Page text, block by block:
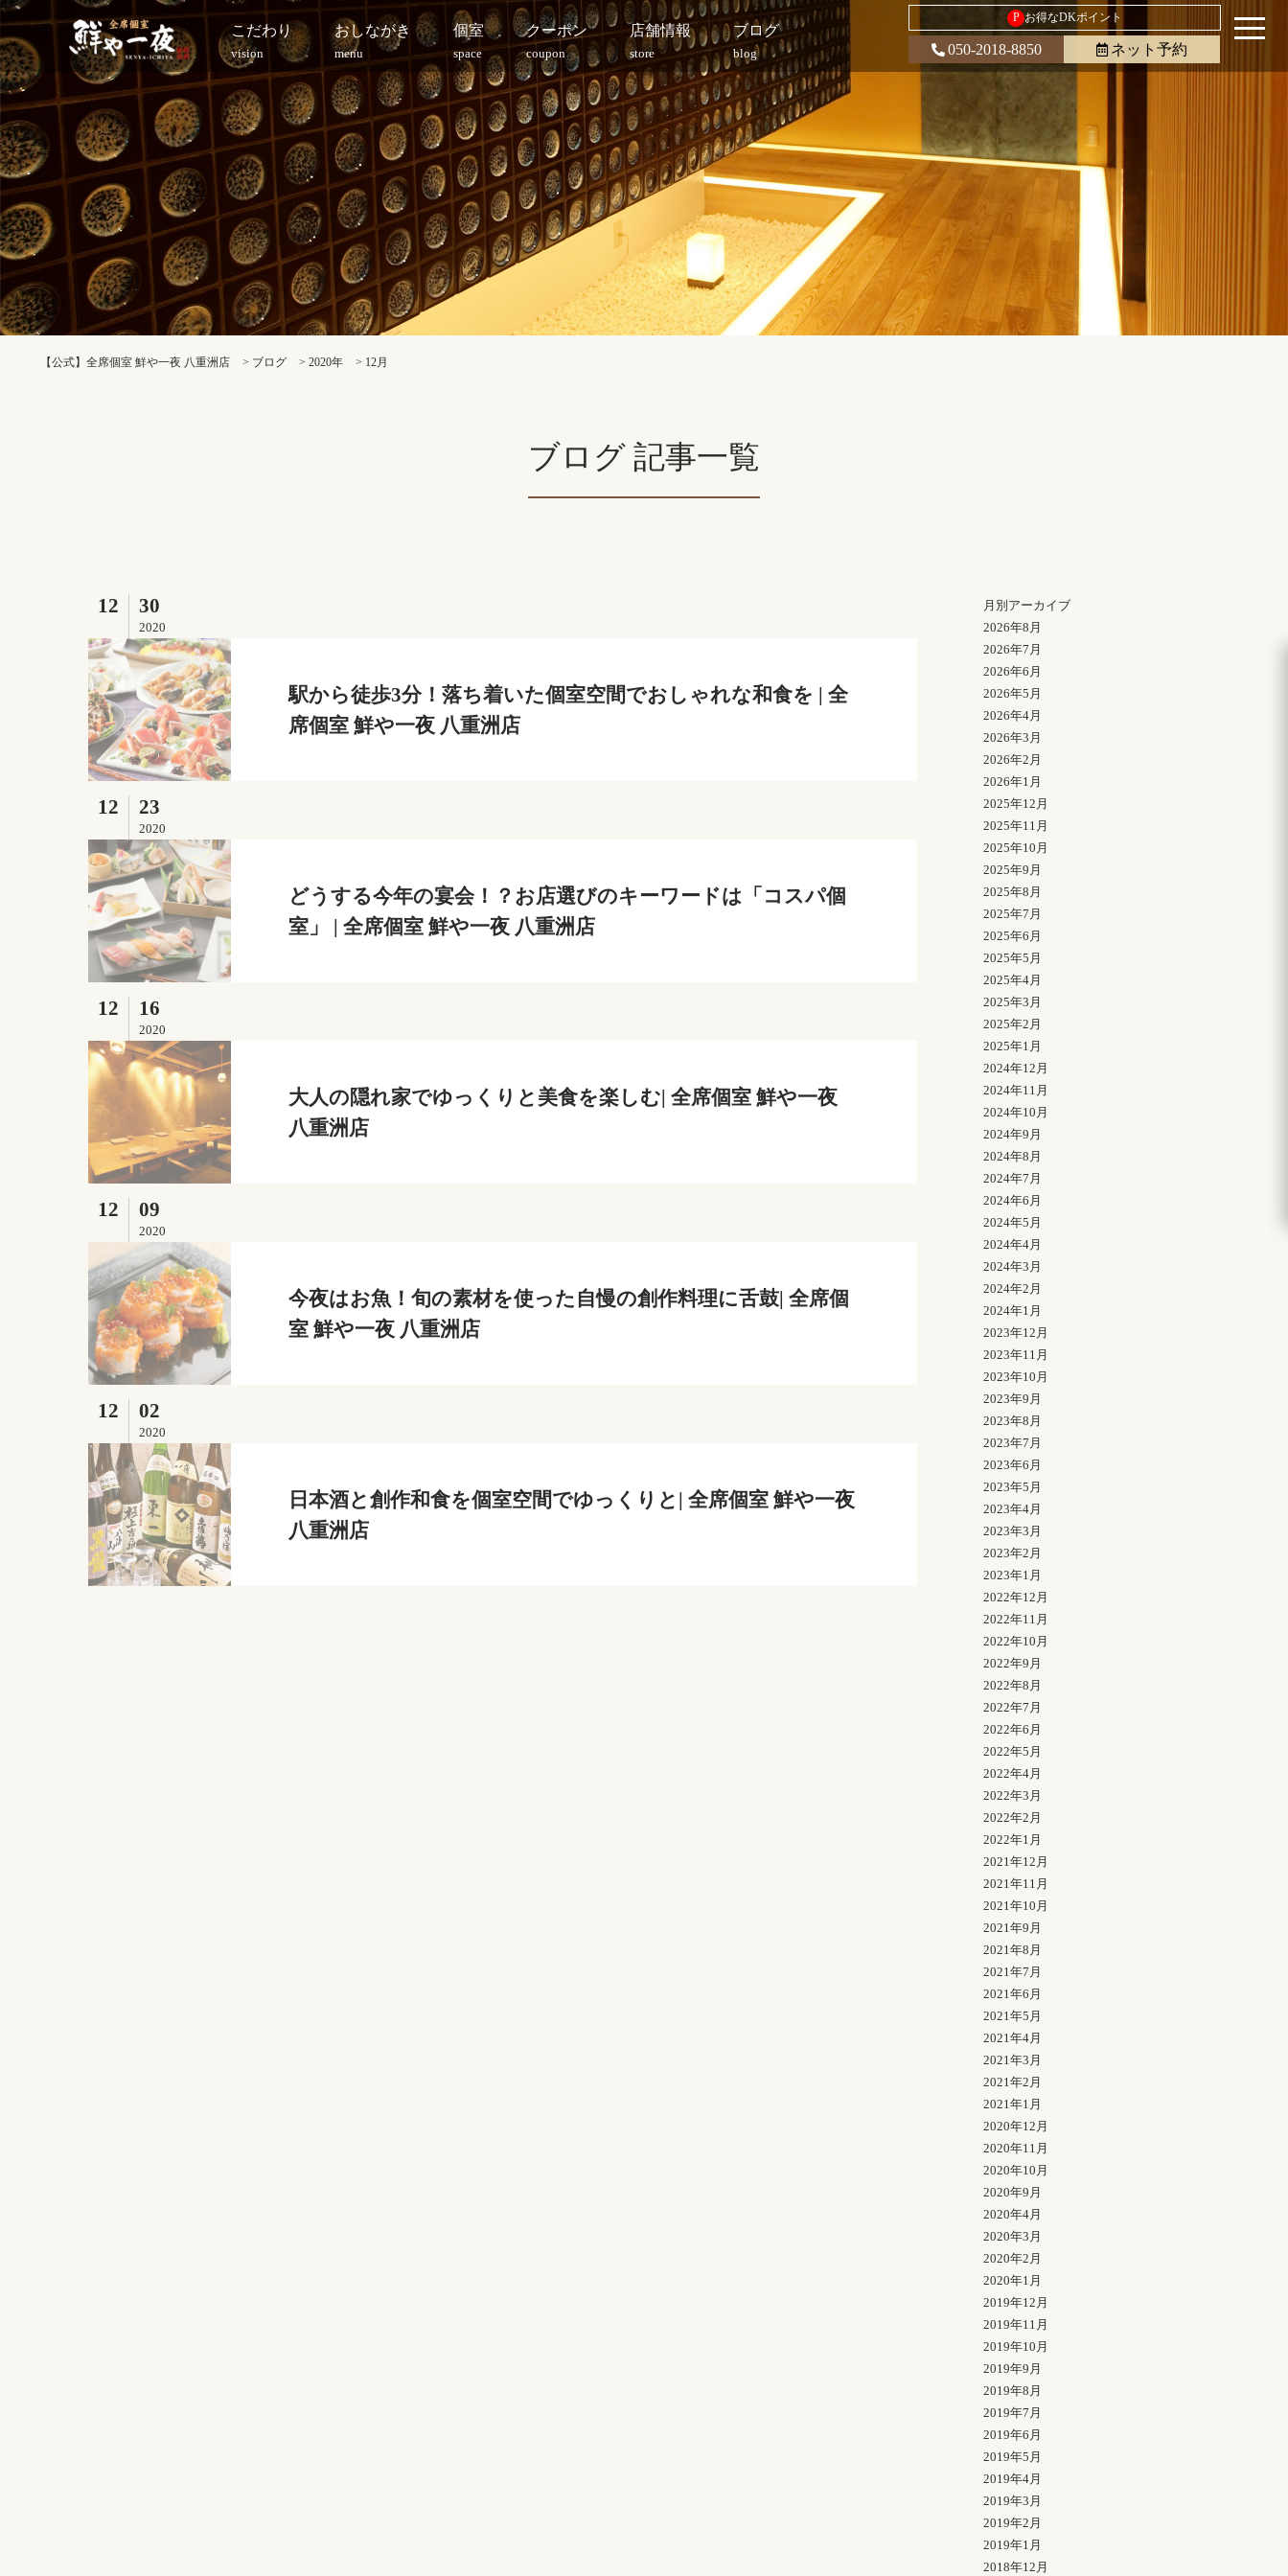
こだわり
vision
おしながき
menu
個室
space
クーポン
coupon
店舗情報
store
ブログ
blog
P お得なDKポイント
050-2018-8850 ネット予約
【公式】全席個室 鮮や一夜 八重洲店 > ブログ > 2020年 > 12月
ブログ 記事一覧
12 30
2020
駅から徒歩3分！落ち着いた個室空間でおしゃれな和食を | 全
席個室 鮮や一夜 八重洲店
12 23
2020
どうする今年の宴会！？お店選びのキーワードは「コスパ個
室」 | 全席個室 鮮や一夜 八重洲店
12 16
2020
大人の隠れ家でゆっくりと美食を楽しむ| 全席個室 鮮や一夜
八重洲店
12 09
2020
今夜はお魚！旬の素材を使った自慢の創作料理に舌鼓| 全席個
室 鮮や一夜 八重洲店
12 02
2020
日本酒と創作和食を個室空間でゆっくりと| 全席個室 鮮や一夜
八重洲店
月別アーカイブ
2026年8月
2026年7月
2026年6月
2026年5月
2026年4月
2026年3月
2026年2月
2026年1月
2025年12月
2025年11月
2025年10月
2025年9月
2025年8月
2025年7月
2025年6月
2025年5月
2025年4月
2025年3月
2025年2月
2025年1月
2024年12月
2024年11月
2024年10月
2024年9月
2024年8月
2024年7月
2024年6月
2024年5月
2024年4月
2024年3月
2024年2月
2024年1月
2023年12月
2023年11月
2023年10月
2023年9月
2023年8月
2023年7月
2023年6月
2023年5月
2023年4月
2023年3月
2023年2月
2023年1月
2022年12月
2022年11月
2022年10月
2022年9月
2022年8月
2022年7月
2022年6月
2022年5月
2022年4月
2022年3月
2022年2月
2022年1月
2021年12月
2021年11月
2021年10月
2021年9月
2021年8月
2021年7月
2021年6月
2021年5月
2021年4月
2021年3月
2021年2月
2021年1月
2020年12月
2020年11月
2020年10月
2020年9月
2020年4月
2020年3月
2020年2月
2020年1月
2019年12月
2019年11月
2019年10月
2019年9月
2019年8月
2019年7月
2019年6月
2019年5月
2019年4月
2019年3月
2019年2月
2019年1月
2018年12月